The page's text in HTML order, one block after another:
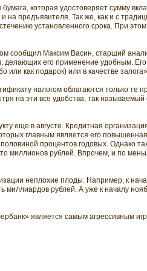
которая удостоверяет сумму
на предъявителя. Так же, как и с
установленного срока. При
сообщил Максим Васин, старший
делающих его применение удобным.
как подарок) или в качестве
налогом облагаются только те
на эти все удобства, так
еще в августе. Кредитная
главным является его
процентов годовых. Однако
миллионов рублей. Впрочем, и по
неплохие плоды. Например, к
рублей. А уже к началу
является самым агрессивным